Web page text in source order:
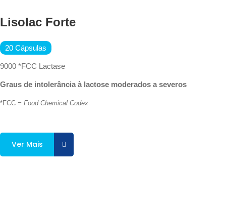
Lisolac Forte
20 Cápsulas
9000 *FCC Lactase
Graus de intolerância à lactose moderados a severos
*FCC = Food Chemical Codex
Ver Mais